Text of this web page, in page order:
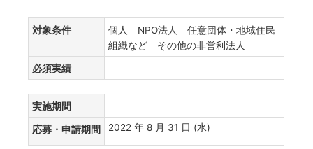
対象条件
個人 NPO法人 任意団体・地域住民
組織など その他の非営利法人
必須実績
実施期間
応募・申請期間 2022 年 8 月 31 日 (水)